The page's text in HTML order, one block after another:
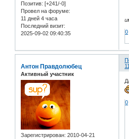
Позитив: [+241/-0]
Провел на форуме:
11 дней 4 часа
Последний визит:
2025-09-02 09:40:35
0
Антон Правдолюбец
Активный участник
Зарегистрирован: 2010-04-21
0